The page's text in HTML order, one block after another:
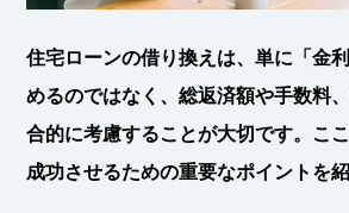
住宅ローンの借り換えは、単に「金
めるのではなく、総返済額や手数料
合的に考慮することが大切です。こ
成功させるための重要なポイントを紹